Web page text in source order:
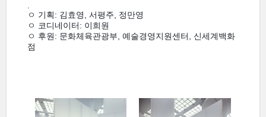
ㅇ 기획: 김효영, 서평주, 정만영
ㅇ 코디네이터: 이희원
ㅇ 후원: 문화체육관광부, 예술경영지원센터, 신세계백화
점